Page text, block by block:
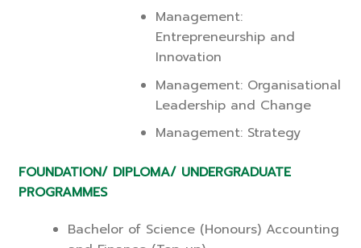
Management:
Entrepreneurship and
Innovation
Management: Organisational
Leadership and Change
Management: Strategy
FOUNDATION/ DIPLOMA/ UNDERGRADUATE
PROGRAMMES
Bachelor of Science (Honours) Accounting